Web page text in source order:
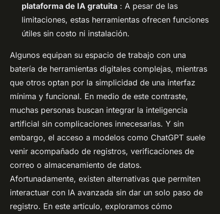
plataforma de IA gratuita : A pesar de las
limitaciones, estas herramientas ofrecen funciones
útiles sin costo ni instalación.
Algunos equipan su espacio de trabajo con una
batería de herramientas digitales complejas, mientras
que otros optan por la simplicidad de una interfaz
mínima y funcional. En medio de este contraste,
muchas personas buscan integrar la inteligencia
artificial sin complicaciones innecesarias. Y sin
embargo, el acceso a modelos como ChatGPT suele
venir acompañado de registros, verificaciones de
correo o almacenamiento de datos.
Afortunadamente, existen alternativas que permiten
interactuar con IA avanzada sin dar un solo paso de
registro. En este artículo, exploramos cómo